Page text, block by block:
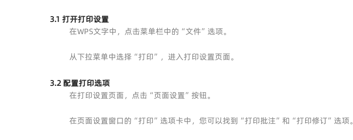
3.1 打开打印设置
在WPS文字中，点击菜单栏中的“文件”选项。
从下拉菜单中选择“打印”，进入打印设置页面。
3.2 配置打印选项
在打印设置页面，点击“页面设置”按钮。
在页面设置窗口的“打印”选项卡中，您可以找到“打印批注”和“打印修订”选项。